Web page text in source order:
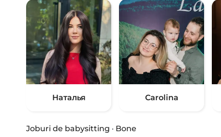
Наталья Carolina
Joburi de babysitting · Bone